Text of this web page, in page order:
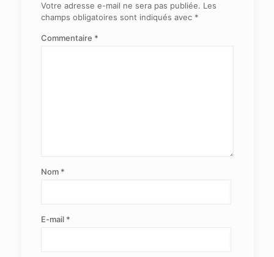
Votre adresse e-mail ne sera pas publiée. Les
champs obligatoires sont indiqués avec *
Commentaire *
Nom *
E-mail *